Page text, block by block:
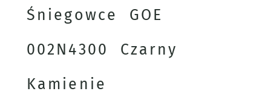
Śniegowce GOE
002N4300 Czarny
Kamienie